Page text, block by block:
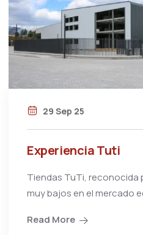
29 Sep 25
Experiencia Tuti
Tiendas TuTi, reconocida
muy bajos en el mercado
Read More